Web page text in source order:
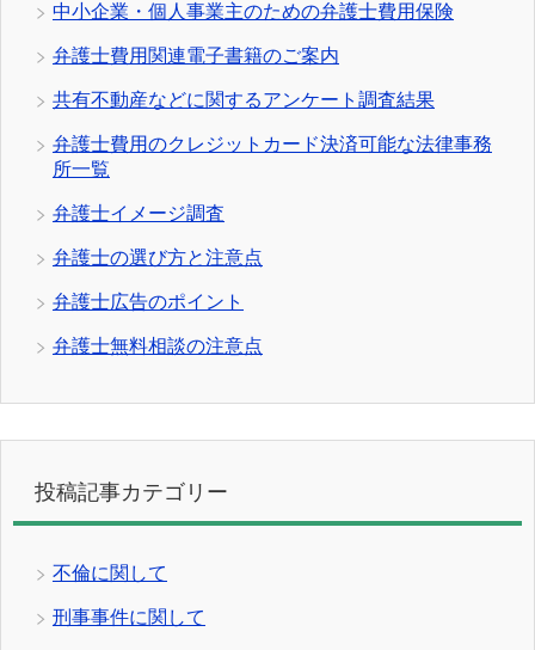
中小企業・個人事業主のための弁護士費用保険
弁護士費用関連電子書籍のご案内
共有不動産などに関するアンケート調査結果
弁護士費用のクレジットカード決済可能な法律事務
所一覧
弁護士イメージ調査
弁護士の選び方と注意点
弁護士広告のポイント
弁護士無料相談の注意点
投稿記事カテゴリー
不倫に関して
刑事事件に関して